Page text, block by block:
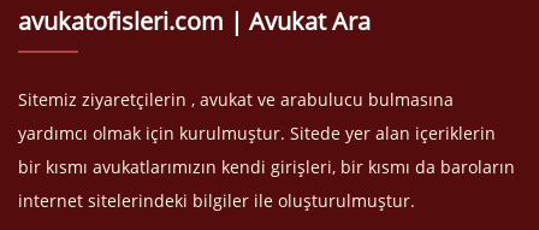
avukatofisleri.com | Avukat Ara
Sitemiz ziyaretçilerin , avukat ve arabulucu bulmasına
yardımcı olmak için kurulmuştur. Sitede yer alan içeriklerin
bir kısmı avukatlarımızın kendi girişleri, bir kısmı da baroların
internet sitelerindeki bilgiler ile oluşturulmuştur.